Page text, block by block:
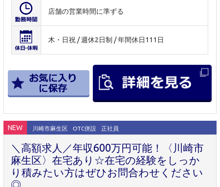
店舗の営業時間に準ずる
木・日祝 / 週休2日制 / 年間休日111日
NEW 川崎市麻生区 OTC併設 正社員
＼高額求人／年収600万円可能！〈川崎市
麻生区〉在宅あり☆在宅の経験をしっか
り積みたい方はぜひお問合わせください
◎